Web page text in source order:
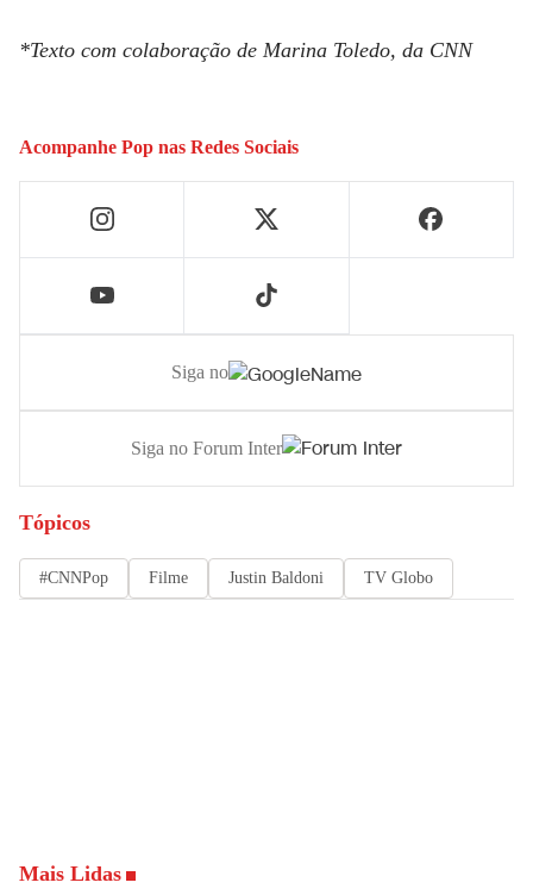
*Texto com colaboração de Marina Toledo, da CNN
Acompanhe Pop nas Redes Sociais
Siga no
Siga no Forum Inter
Tópicos
#CNNPop Filme Justin Baldoni TV Globo
Mais Lidas